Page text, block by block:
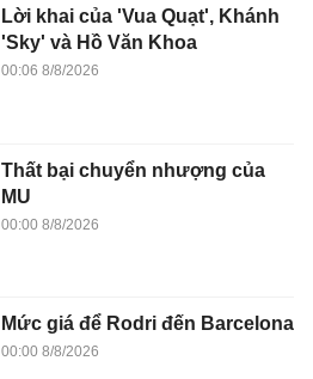
Lời khai của 'Vua Quạt', Khánh
'Sky' và Hồ Văn Khoa
00:06 8/8/2026
Thất bại chuyển nhượng của
MU
00:00 8/8/2026
Mức giá để Rodri đến Barcelona
00:00 8/8/2026